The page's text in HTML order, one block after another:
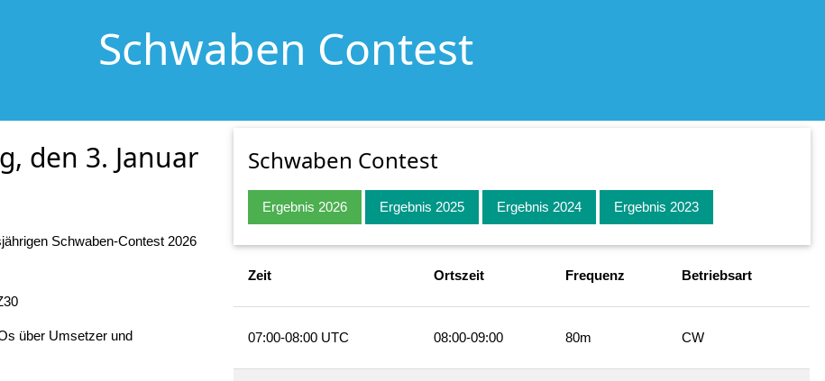
Schwaben Contest
den 3. Januar
Schwaben-Contest 2026
über Umsetzer und
Schwaben Contest
Ergebnis 2026 Ergebnis 2025 Ergebnis 2024 Ergebnis 2023
Zeit Ortszeit Frequenz Betriebsart
07:00-08:00 UTC 08:00-09:00 80m CW